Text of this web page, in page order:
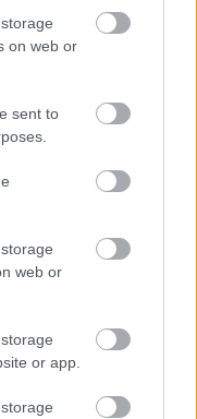
on web or
sent to
web or
or app.